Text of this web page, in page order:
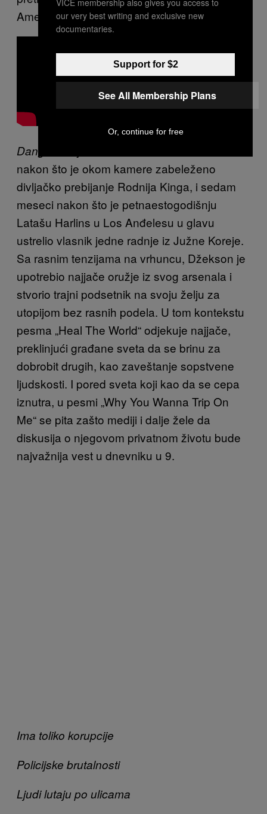
Amerike.
Dangerous
nakon što je okom kamere zabeleženo
divljačko prebijanje Rodnija Kinga, i sedam
meseci nakon što je petnaestogodišnju
Latašu Harlins u Los Anđelesu u glavu
ustrelio vlasnik jedne radnje iz Južne Koreje.
Sa rasnim tenzijama na vrhuncu, Džekson je
upotrebio najjače oružje iz svog arsenala i
stvorio trajni podsetnik na svoju želju za
utopijom bez rasnih podela. U tom kontekstu
pesma „Heal The World“ odjekuje najjače,
preklinjući građane sveta da se brinu za
dobrobit drugih, kao zaveštanje sopstvene
ljudskosti. I pored sveta koji kao da se cepa
iznutra, u pesmi „Why You Wanna Trip On
Me“ se pita zašto mediji i dalje žele da
diskusija o njegovom privatnom životu bude
najvažnija vest u dnevniku u 9.
Ima toliko korupcije
Policijske brutalnosti
Ljudi lutaju po ulicama
our very best writing and exclusive new
documentaries.
Support for $2
See All Membership Plans
Or, continue for free